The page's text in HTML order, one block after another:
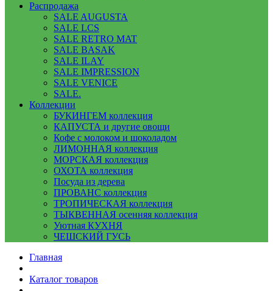
Распродажа
SALE AUGUSTA
SALE LCS
SALE RETRO MAT
SALE BASAK
SALE ILAY
SALE IMPRESSION
SALE VENICE
SALE.
Коллекции
БУКИНГЕМ коллекция
КАПУСТА и другие овощи
Кофе с молоком и шоколадом
ЛИМОННАЯ коллекция
МОРСКАЯ коллекция
ОХОТА коллекция
Посуда из дерева
ПРОВАНС коллекция
ТРОПИЧЕСКАЯ коллекция
ТЫКВЕННАЯ осенняя коллекция
Уютная КУХНЯ
ЧЕШСКИЙ ГУСЬ
Главная
Каталог товаров